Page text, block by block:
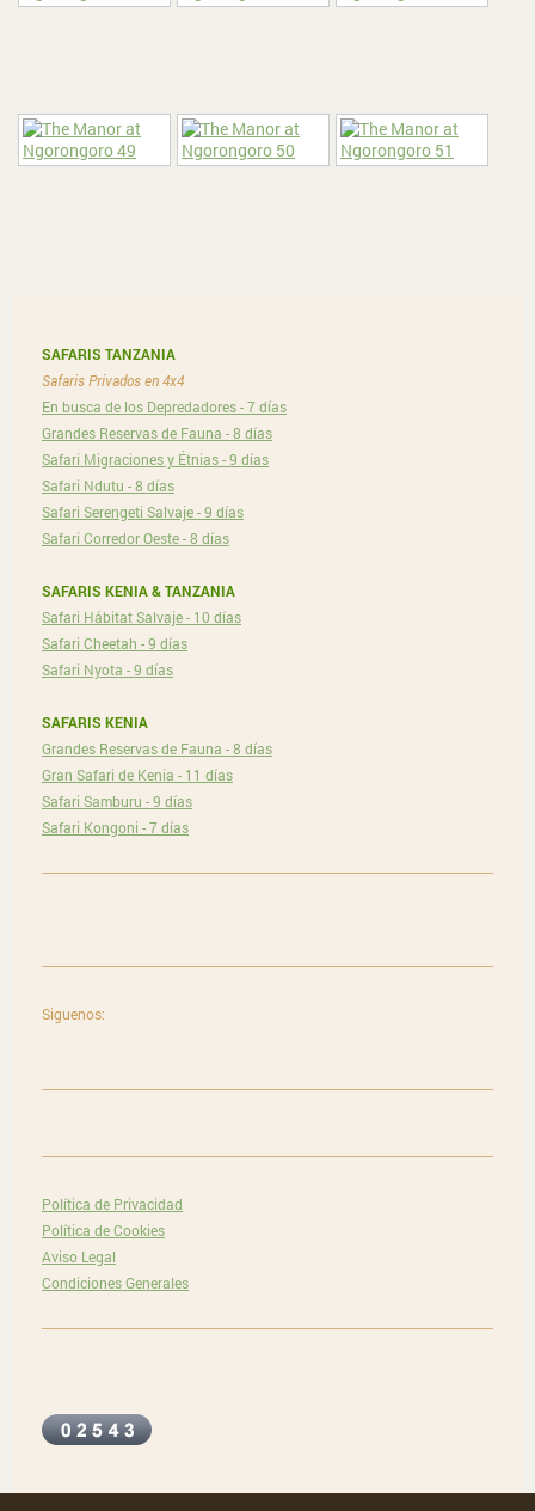
SAFARIS TANZANIA
Safaris Privados en 4x4
En busca de los Depredadores - 7 días
Grandes Reservas de Fauna - 8 días
Safari Migraciones y Étnias - 9 días
Safari Ndutu - 8 días
Safari Serengeti Salvaje - 9 días
Safari Corredor Oeste - 8 días
SAFARIS KENIA & TANZANIA
Safari Hábitat Salvaje - 10 días
Safari Cheetah - 9 días
Safari Nyota - 9 días
SAFARIS KENIA
Grandes Reservas de Fauna - 8 días
Gran Safari de Kenia - 11 días
Safari Samburu - 9 días
Safari Kongoni - 7 días
Siguenos:
Política de Privacidad
Política de Cookies
Aviso Legal
Condiciones Generales